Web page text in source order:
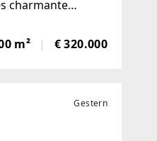
charmante
und bereits
ca.
m² € 320.000
Gestern